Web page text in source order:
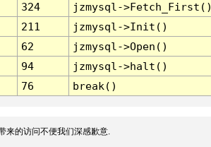
324
jzmysql-
211
jzmysql->Init()
62
jzmysql->Open()
94
jzmysql->halt()
76 break()
来的访问不便我们深感歉意.